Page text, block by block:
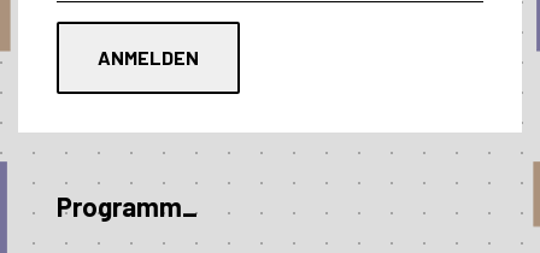
Programm_